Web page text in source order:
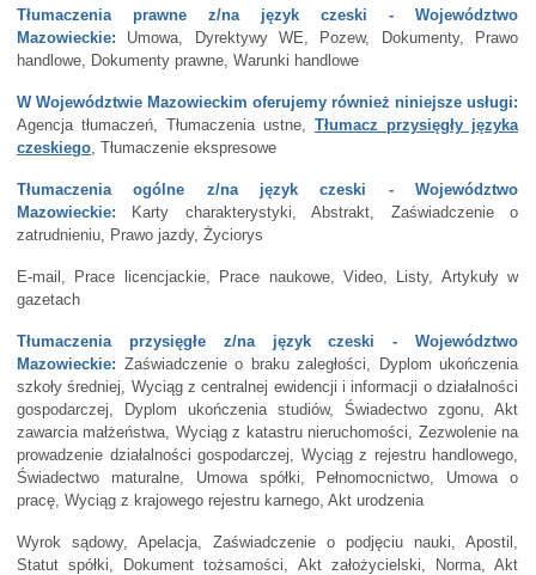
Tłumaczenia prawne z/na język czeski - Województwo
Mazowieckie: Umowa, Dyrektywy WE, Pozew, Dokumenty, Prawo
handlowe, Dokumenty prawne, Warunki handlowe
W Województwie Mazowieckim oferujemy również niniejsze usługi:
Agencja tłumaczeń, Tłumaczenia ustne, Tłumacz przysięgły języka
czeskiego, Tłumaczenie ekspresowe
Tłumaczenia ogólne z/na język czeski - Województwo
Mazowieckie: Karty charakterystyki, Abstrakt, Zaświadczenie o
zatrudnieniu, Prawo jazdy, Życiorys
E-mail, Prace licencjackie, Prace naukowe, Video, Listy, Artykuły w
gazetach
Tłumaczenia przysięgłe z/na język czeski - Województwo
Mazowieckie: Zaświadczenie o braku zaległości, Dyplom ukończenia
szkoły średniej, Wyciąg z centralnej ewidencji i informacji o działalności
gospodarczej, Dyplom ukończenia studiów, Świadectwo zgonu, Akt
zawarcia małżeństwa, Wyciąg z katastru nieruchomości, Zezwolenie na
prowadzenie działalności gospodarczej, Wyciąg z rejestru handlowego,
Świadectwo maturalne, Umowa spółki, Pełnomocnictwo, Umowa o
pracę, Wyciąg z krajowego rejestru karnego, Akt urodzenia
Wyrok sądowy, Apelacja, Zaświadczenie o podjęciu nauki, Apostil,
Statut spółki, Dokument tożsamości, Akt założycielski, Norma, Akt